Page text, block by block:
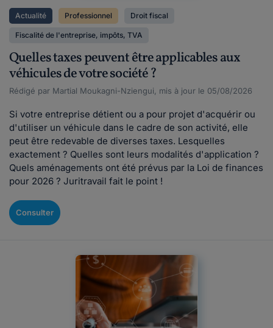
Actualité Professionnel Droit fiscal
Fiscalité de l'entreprise, impôts, TVA
Quelles taxes peuvent être applicables aux
véhicules de votre société ?
Rédigé par Martial Moukagni-Nziengui, mis à jour le 05/08/2026
Si votre entreprise détient ou a pour projet d'acquérir ou
d'utiliser un véhicule dans le cadre de son activité, elle
peut être redevable de diverses taxes. Lesquelles
exactement ? Quelles sont leurs modalités d'application ?
Quels aménagements ont été prévus par la Loi de finances
pour 2026 ? Juritravail fait le point !
Consulter